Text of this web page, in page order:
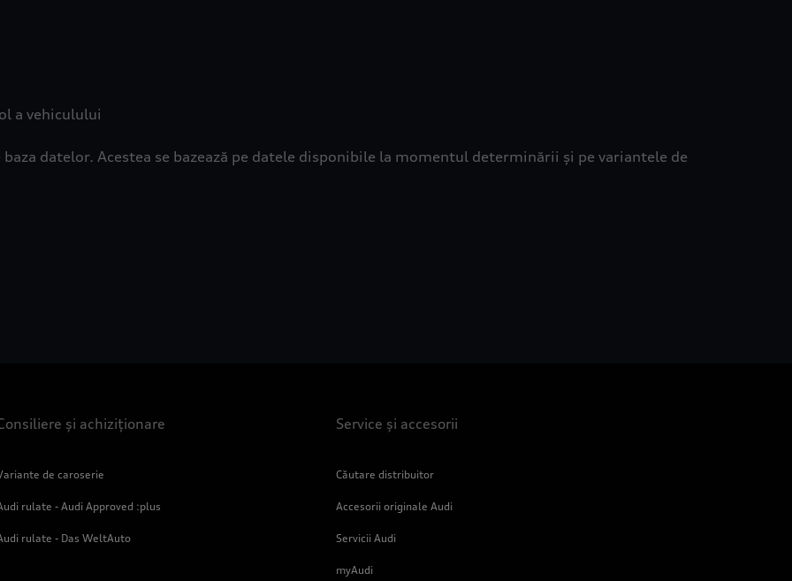
a vehiculului
datelor. Acestea se bazează pe datele disponibile la momentul determinării și pe variantele de
și achiziționare
de caroserie
rulate - Audi Approved :plus
rulate - Das WeltAuto
Service și accesorii
Căutare distribuitor
Accesorii originale Audi
Servicii Audi
myAudi